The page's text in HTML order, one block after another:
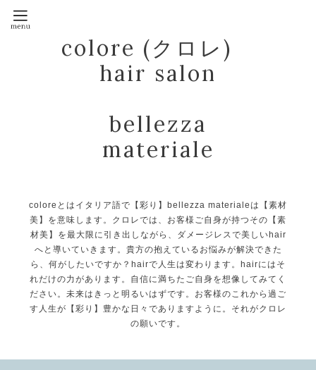
colore (クロレ)
hair salon
bellezza
materiale
coloreとはイタリア語で【彩り】bellezza materialeは【素材
美】を意味します。クロレでは、お客様ご自身が持つその【素
材美】を最大限に引き出しながら、ダメージレスで美しいhair
へと導いていきます。貴方の抱えているお悩みが解決できた
ら、何がしたいですか？hairで人生は変わります。hairにはそ
れだけの力があります。自信に満ちたご自身を想像してみてく
ださい。未来はきっと明るいはずです。お客様のこれから過ご
す人生が【彩り】豊かな日々でありますように。それがクロレ
の願いです。